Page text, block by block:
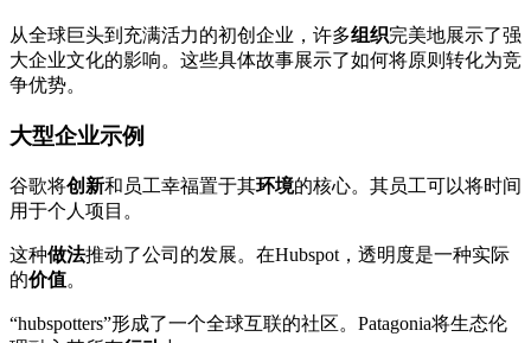
从全球巨头到充满活力的初创企业，许多组织完美地展示了强
大企业文化的影响。这些具体故事展示了如何将原则转化为竞
争优势。
大型企业示例
谷歌将创新和员工幸福置于其环境的核心。其员工可以将时间
用于个人项目。
这种做法推动了公司的发展。在Hubspot，透明度是一种实际
的价值。
“hubspotters”形成了一个全球互联的社区。Patagonia将生态伦